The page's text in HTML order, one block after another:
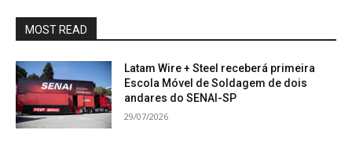
MOST READ
Latam Wire + Steel receberá primeira
Escola Móvel de Soldagem de dois
andares do SENAI-SP
29/07/2026